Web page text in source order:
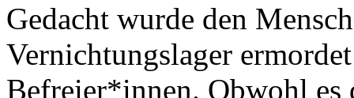
Gedacht wurde den
Vernichtungslager
Befreier*innen. Obwohl es